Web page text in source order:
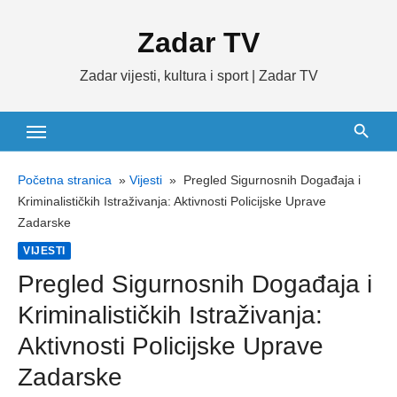
Zadar TV
Zadar vijesti, kultura i sport | Zadar TV
Početna stranica » Vijesti » Pregled Sigurnosnih Događaja i
Kriminalističkih Istraživanja: Aktivnosti Policijske Uprave
Zadarske
VIJESTI
Pregled Sigurnosnih Događaja i
Kriminalističkih Istraživanja:
Aktivnosti Policijske Uprave
Zadarske